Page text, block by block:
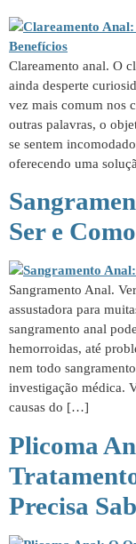
Clareamento anal. O
ainda desperte
vez mais comum nos
outras palavras, o
se sentem
oferecendo uma
Ser e
Sangramento Anal.
assustadora para
sangramento anal
hemorroidas, até
nem todo
investigação médica.
causas do […]
Plicoma
Precisa